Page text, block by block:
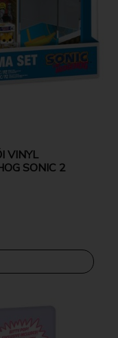
VINYL
SONIC 2